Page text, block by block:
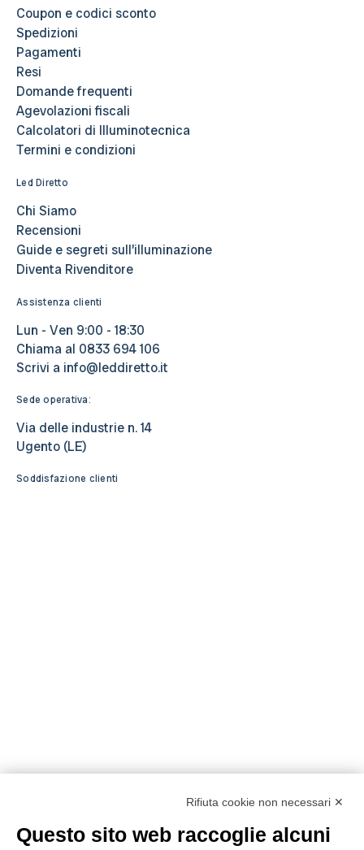
Coupon e codici sconto
Spedizioni
Pagamenti
Resi
Domande frequenti
Agevolazioni fiscali
Calcolatori di Illuminotecnica
Termini e condizioni
Led Diretto
Chi Siamo
Recensioni
Guide e segreti sull’illuminazione
Diventa Rivenditore
Assistenza clienti
Lun - Ven 9:00 - 18:30
Chiama al 0833 694 106
Scrivi a info@leddiretto.it
Sede operativa:
Via delle industrie n. 14
Ugento (LE)
Soddisfazione clienti
Rifiuta cookie non necessari ✕
Questo sito web raccoglie alcuni